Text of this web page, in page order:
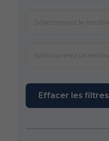
Effacer les filtres